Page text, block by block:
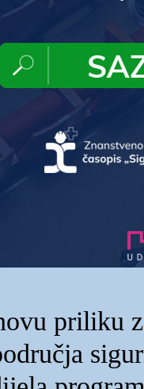
priliku